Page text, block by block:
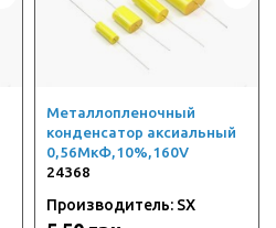
Металлопленочный
конденсатор аксиальный
0,56МкФ,10%,160V
24368
Производитель: SX